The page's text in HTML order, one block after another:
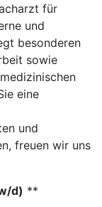
für
und
besonderen
sowie
eine
und
freuen wir uns
d) **